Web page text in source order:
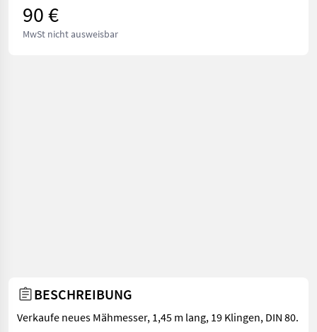
90 €
MwSt nicht ausweisbar
BESCHREIBUNG
Verkaufe neues Mähmesser, 1,45 m lang, 19 Klingen, DIN 80.